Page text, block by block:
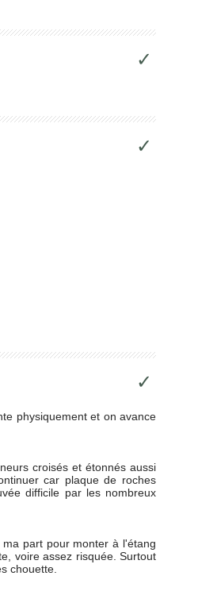
✓
✓
✓
physiquement et on avance
croisés et étonnés aussi
car plaque de roches
difficile par les nombreux
part pour monter à l'étang
voire assez risquée. Surtout
chouette.